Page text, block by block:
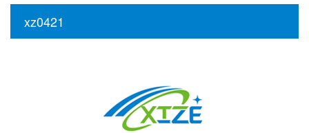
xz0421